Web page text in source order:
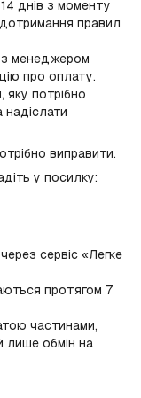
днів з моменту
правил
менеджером
про оплату.
яку потрібно
виправити.
у посилку:
сервіс «Легке
протягом 7
частинами,
лише обмін на